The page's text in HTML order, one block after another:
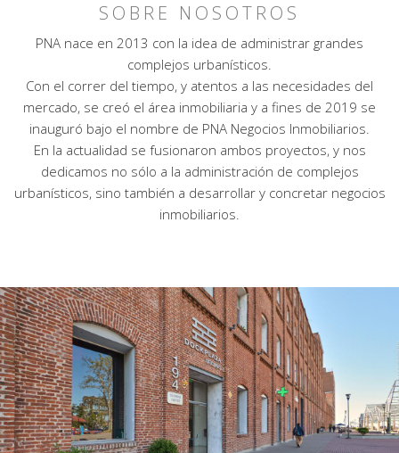
SOBRE NOSOTROS
PNA nace en 2013 con la idea de administrar grandes
complejos urbanísticos.
Con el correr del tiempo, y atentos a las necesidades del
mercado, se creó el área inmobiliaria y a fines de 2019 se
inauguró bajo el nombre de PNA Negocios Inmobiliarios.
En la actualidad se fusionaron ambos proyectos, y nos
dedicamos no sólo a la administración de complejos
urbanísticos, sino también a desarrollar y concretar negocios
inmobiliarios.